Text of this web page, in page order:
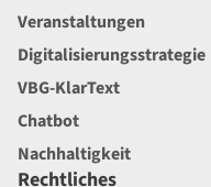
Veranstaltungen
Digitalisierungsstrategie
VBG-KlarText
Chatbot
Nachhaltigkeit
Rechtliches